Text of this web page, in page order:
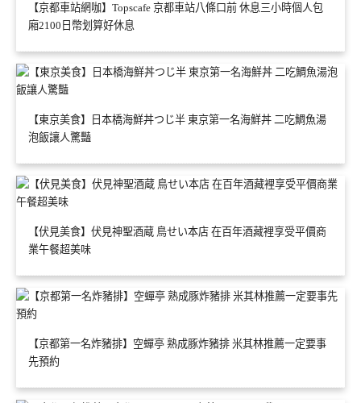
【京都車站網咖】Topscafe 京都車站八條口前 休息三小時個人包
廂2100日幣划算好休息
【東京美食】日本橋海鮮丼つじ半 東京第一名海鮮丼 二吃鯛魚湯
泡飯讓人驚豔
【伏見美食】伏見神聖酒蔵 鳥せい本店 在百年酒藏裡享受平價商
業午餐超美味
【京都第一名炸豬排】空蟬亭 熟成豚炸豬排 米其林推薦一定要事
先預約